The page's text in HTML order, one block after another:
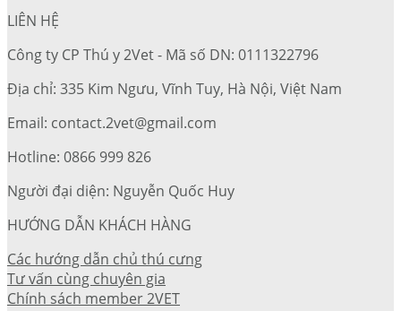
LIÊN HỆ
Công ty CP Thú y 2Vet - Mã số DN: 0111322796
Địa chỉ: 335 Kim Ngưu, Vĩnh Tuy, Hà Nội, Việt Nam
Email: contact.2vet@gmail.com
Hotline: 0866 999 826
Người đại diện: Nguyễn Quốc Huy
HƯỚNG DẪN KHÁCH HÀNG
Các hướng dẫn chủ thú cưng
Tư vấn cùng chuyên gia
Chính sách member 2VET